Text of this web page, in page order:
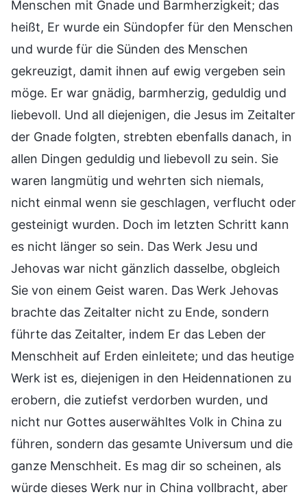
Menschen mit Gnade und Barmherzigkeit; das
heißt, Er wurde ein Sündopfer für den Menschen
und wurde für die Sünden des Menschen
gekreuzigt, damit ihnen auf ewig vergeben sein
möge. Er war gnädig, barmherzig, geduldig und
liebevoll. Und all diejenigen, die Jesus im Zeitalter
der Gnade folgten, strebten ebenfalls danach, in
allen Dingen geduldig und liebevoll zu sein. Sie
waren langmütig und wehrten sich niemals,
nicht einmal wenn sie geschlagen, verflucht oder
gesteinigt wurden. Doch im letzten Schritt kann
es nicht länger so sein. Das Werk Jesu und
Jehovas war nicht gänzlich dasselbe, obgleich
Sie von einem Geist waren. Das Werk Jehovas
brachte das Zeitalter nicht zu Ende, sondern
führte das Zeitalter, indem Er das Leben der
Menschheit auf Erden einleitete; und das heutige
Werk ist es, diejenigen in den Heidennationen zu
erobern, die zutiefst verdorben wurden, und
nicht nur Gottes auserwähltes Volk in China zu
führen, sondern das gesamte Universum und die
ganze Menschheit. Es mag dir so scheinen, als
würde dieses Werk nur in China vollbracht, aber